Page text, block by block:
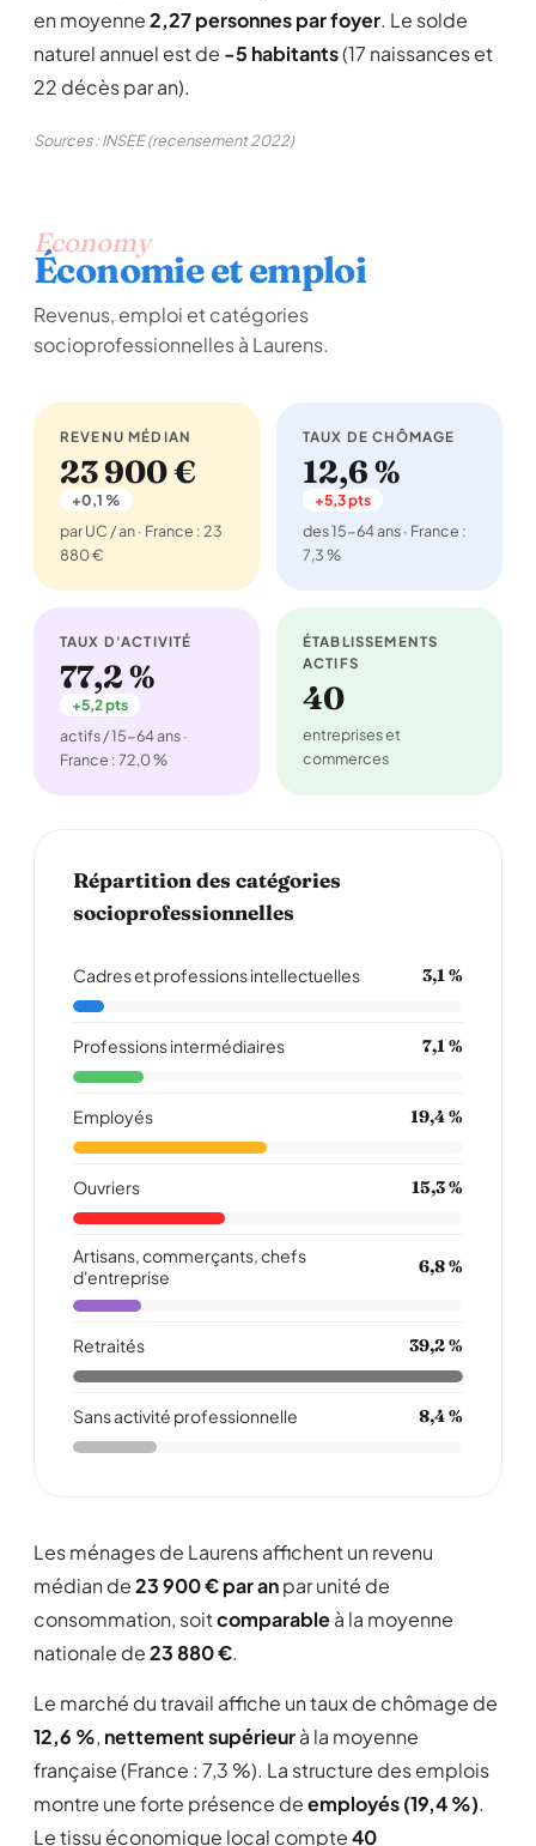
en moyenne2,27 personnes par foyer. Le solde
naturel annuel est de -5 habitants(17 naissances et
22 décès par an).
Sources : INSEE (recensement 2022)
Economy
Économie et emploi
Revenus, emploi et catégories
socioprofessionnelles à Laurens.
REVENU MÉDIAN
23 900 €
+0,1 %
par UC / an · France : 23
880 €
TAUX DE CHÔMAGE
12,6 %
+5,3 pts
des 15-64 ans · France :
7,3 %
TAUX D'ACTIVITÉ
77,2 %
+5,2 pts
actifs / 15-64 ans ·
France : 72,0 %
ÉTABLISSEMENTS
ACTIFS
40
entreprises et
commerces
Répartition des catégories
socioprofessionnelles
Cadres et professions intellectuelles 3,1 %
Professions intermédiaires 7,1 %
Employés 19,4 %
Ouvriers 15,3 %
Artisans, commerçants, chefs
d'entreprise
6,8 %
Retraités 39,2 %
Sans activité professionnelle 8,4 %
Les ménages de Laurens affichent un revenu
médian de23 900 € par anpar unité de
consommation, soitcomparableà la moyenne
nationale de23 880 €.
Le marché du travail affiche un taux de chômage de
12,6 %, nettement supérieurà la moyenne
française (France : 7,3 %). La structure des emplois
montre une forte présence deemployés (19,4 %).
Le tissu économique local compte40